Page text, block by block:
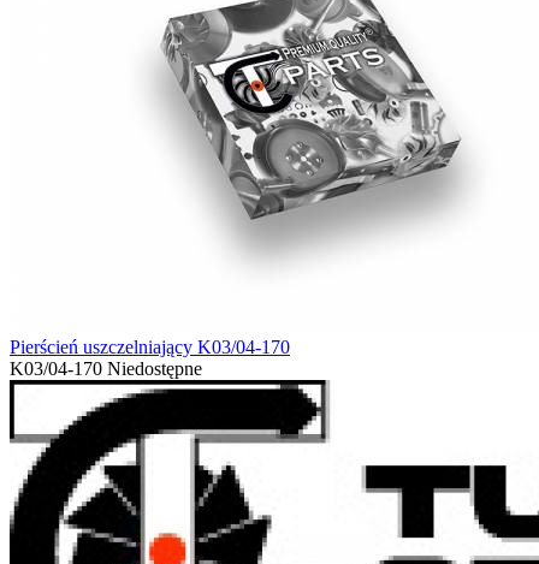
Pierścień uszczelniający K03/04-170
K03/04-170 Niedostępne